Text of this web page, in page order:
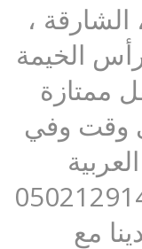
،
الخيمة
وقت وفي
اتصل الآن 0502129142
مع